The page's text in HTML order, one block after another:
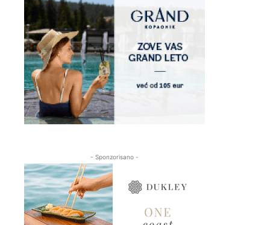
- Sponzorisano -